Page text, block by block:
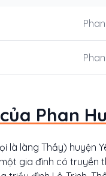
Phan
là làng Thầy) huyện
gia đình có